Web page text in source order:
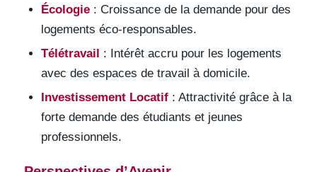
Écologie: Croissance de la demande pour des
logements éco-responsables.
Télétravail : Intérêt accru pour les logements
avec des espaces de travail à domicile.
Investissement Locatif: Attractivité grâce à la
forte demande des étudiants et jeunes
professionnels.